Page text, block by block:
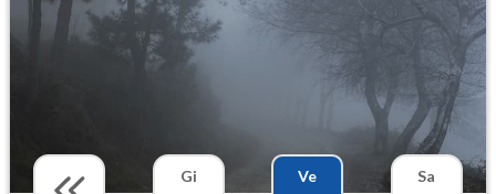
Gi
Ve
Sa